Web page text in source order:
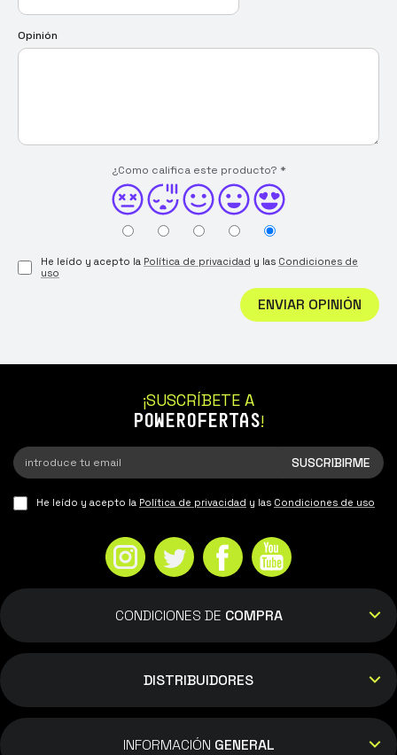
Opinión
¿Como califica este producto? *
He leído y acepto la Política de privacidad y las Condiciones de
uso
ENVIAR OPINIÓN
¡SUSCRÍBETE A
POWEROFERTAS!
He leído y acepto la Política de privacidad y las Condiciones de uso
CONDICIONES DE COMPRA
DISTRIBUIDORES
INFORMACIÓN GENERAL